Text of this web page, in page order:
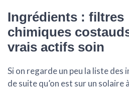
Ingrédients : filtres
chimiques
vrais actifs soin
Si on regarde un peu la liste
de suite qu’on est sur un solaire